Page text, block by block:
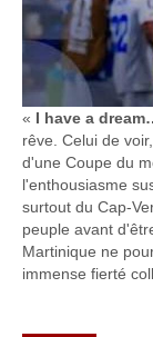
« I have a
rêve. Celui de
d'une Coupe du
l'enthousiasme
surtout du Cap-
peuple avant
Martinique ne
immense fierté